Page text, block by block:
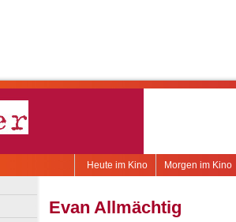
Morgen im Kino
Heute im Kino
Evan Allmächtig